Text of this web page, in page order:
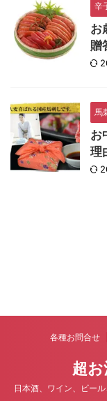
辛
お
贈
馬
お
理
各種お問合せ
超
日本酒、ワイン、ビー